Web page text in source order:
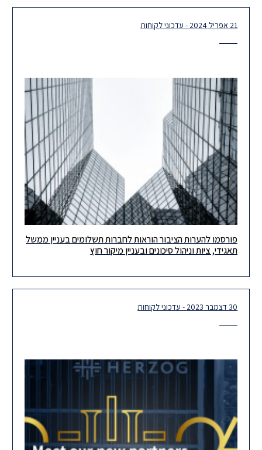
21 אפריל 2024 - עדכוני לקוחות
לקוחות וידידים נכבדים, נבקש להביא לתשומת ליבכם כי ביום 18
פורסמו להערות הציבור הוראות לחברות תשלומים בעניין ממשל
תאגידי, ציות וניהול סיכונים ובעניין מיקור חוץ
30 דצמבר 2023 - עדכוני לקוחות